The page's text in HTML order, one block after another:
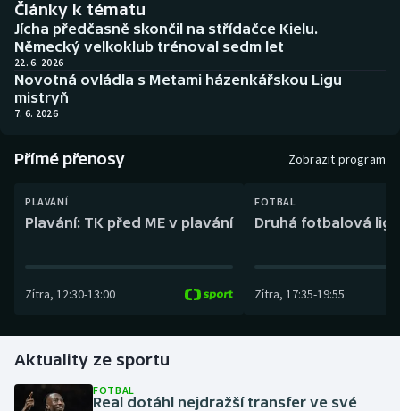
Basketbal
Biatlon
Curling
Florbal
Golf
Historické návraty
Aplikace ČT sport
Články k tématu
Jícha předčasně skončil na střídačce Kielu.
Německý velkoklub trénoval sedm let
22. 6. 2026
Novotná ovládla s Metami házenkářskou Ligu
mistryň
7. 6. 2026
Přímé přenosy Zobrazit program
PLAVÁNÍ
Plavání: TK před ME v plavání
Zítra, 12:30-13:00
FOTBAL
Druhá fotbalová
Zítra, 17:35-19:55
Aktuality ze sportu
FOTBAL
Real dotáhl nejdražší transfer ve své